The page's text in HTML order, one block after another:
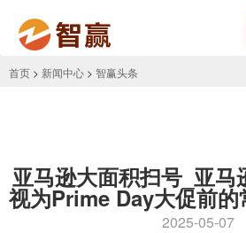
首页 > 新闻中心 > 智赢头条
亚马逊大面积扫号_亚马
视为Prime Day大促前的
2025-05-07